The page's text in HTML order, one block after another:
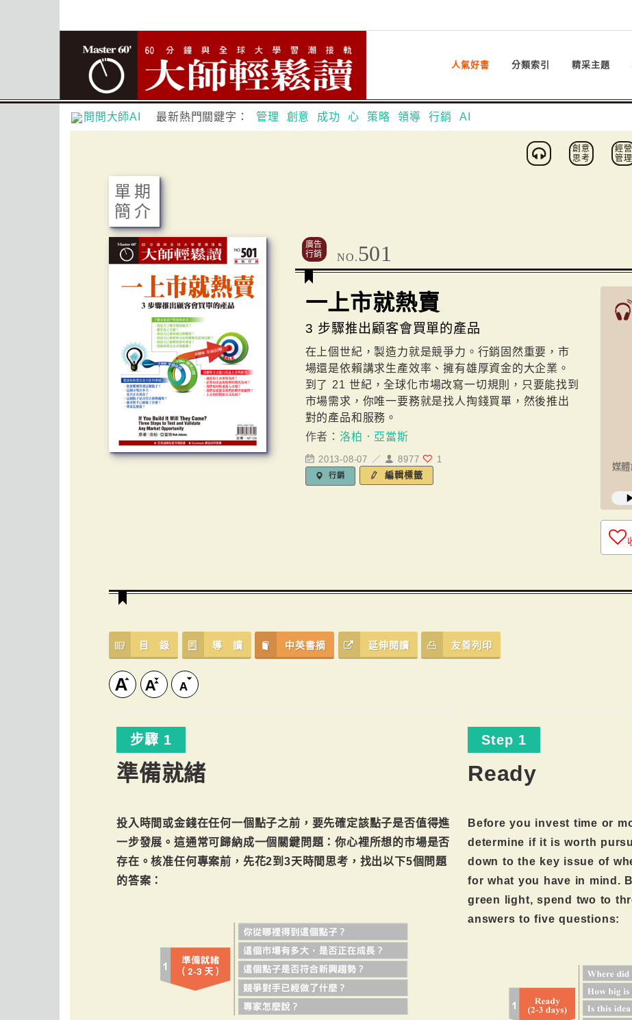
人氣好書 分類索引 精采主題
問問大師AI 最新熱門關鍵字： 管理 創意 成功 心 策略 領導 行銷 AI
創意
思考
經營
管理
單期
簡介
廣告
行銷
NO. 501
一上市就熱賣
3 步驟推出顧客會買單的產品
在上個世紀，製造力就是競爭力。行銷固然重要，市
場還是依賴講求生產效率、擁有雄厚資金的大企業。
到了 21 世紀，全球化市場改寫一切規則，只要能找到
市場需求，你唯一要務就是找人掏錢買單，然後推出
對的產品和服務。
作者： 洛柏．亞當斯
2013-08-07 ／ 8977 1
行銷 編輯標籤
媒
目 錄 導 讀 中英書摘 延伸閱讀 友善列印
步驟 1
準備就緒
投入時間或金錢在任何一個點子之前，要先確定該點子是否值得進
一步發展。這通常可歸納成一個關鍵問題：你心裡所想的市場是否
存在。核准任何專案前，先花2到3天時間思考，找出以下5個問題
的答案：
Step 1
Ready
Before you invest time or
determine if it is worth
down to the key issue of
for what you have in mind.
green light, spend two to
answers to five questions: